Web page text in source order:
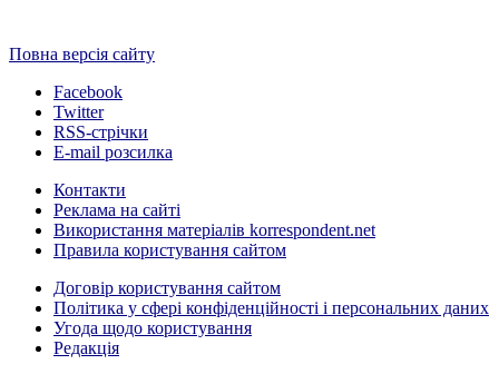
Повна версія сайту
Facebook
Twitter
RSS-стрічки
E-mail розсилка
Контакти
Реклама на сайті
Використання матеріалів korrespondent.net
Правила користування сайтом
Договір користування сайтом
Політика у сфері конфіденційності і персональних даних
Угода щодо користування
Редакція